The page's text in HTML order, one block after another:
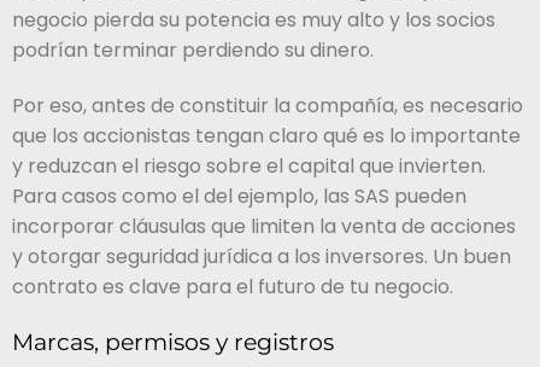
negocio pierda su potencia es muy alto y los socios
podrían terminar perdiendo su dinero.
Por eso, antes de constituir la compañía, es necesario
que los accionistas tengan claro qué es lo importante
y reduzcan el riesgo sobre el capital que invierten.
Para casos como el del ejemplo, las SAS pueden
incorporar cláusulas que limiten la venta de acciones
y otorgar seguridad jurídica a los inversores. Un buen
contrato es clave para el futuro de tu negocio.
Marcas, permisos y registros